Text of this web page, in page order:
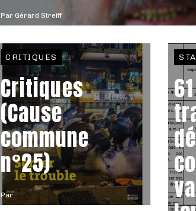
Par Gérard Streiff
Par
CRITIQUES
Critiques
(Cause
commune
n°25)